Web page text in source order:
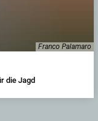
Franco Palamaro
die Jagd